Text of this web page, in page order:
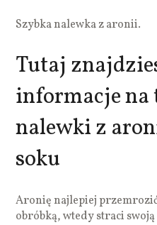
Szybka nalewka z aronii.
Tutaj
informacje na
nalewki z
soku
Aronię najlepiej
obróbką, wtedy straci